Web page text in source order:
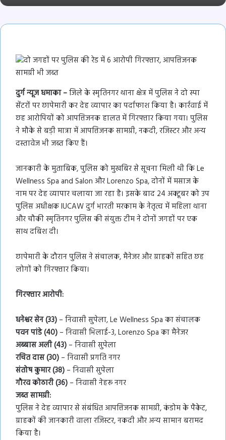
दुर्ग न्यूज धमाका –जिले के स्मृतिनगर थाना क्षेत्र में पुलिस ने दो स्पा
सेंटरों पर छापेमारी कर देह व्यापार का पर्दाफाश किया है। कार्रवाई में
छह आरोपियों को आपत्तिजनक हालत में गिरफ्तार किया गया। पुलिस
ने मौके से बड़ी मात्रा में आपत्तिजनक सामग्री, नकदी, रजिस्टर और अन्य
दस्तावेज भी जब्त किए हैं।
जानकारी के मुताबिक, पुलिस को मुखबिर से सूचना मिली थी कि Le
Wellness Spa and Salon और Lorenzo Spa, दोनों में मसाज के
नाम पर देह व्यापार चलाया जा रहा है। इसके बाद 24 अक्टूबर को उप
पुलिस अधीक्षक IUCAW दुर्ग भारती मरकाम के नेतृत्व में महिला थाना
और चौकी स्मृतिनगर पुलिस की संयुक्त टीम ने दोनों जगहों पर एक
साथ दबिश दी।
छापेमारी के दौरान पुलिस ने संचालक, मैनेजर और ग्राहकों सहित छह
लोगों को गिरफ्तार किया।
गिरफ्तार आरोपी:
धनेश्वर सेन (33) – निवासी सुपेला, Le Wellness Spa का संचालक
पवन पांडे (40) – निवासी भिलाई-3, Lorenzo Spa का मैनेजर
अब्बास अली (43) – निवासी सुपेला
रचित दास (30) – निवासी प्रगति नगर
संतोष कुमार (38) – निवासी सुपेला
गौरव कोठारी (36) – निवासी नेहरू नगर
जब्त सामग्री:
पुलिस ने देह व्यापार से संबंधित आपत्तिजनक सामग्री, कंडोम के पैकेट,
ग्राहकों की जानकारी वाला रजिस्टर, नकदी और अन्य सामान बरामद
किया है।